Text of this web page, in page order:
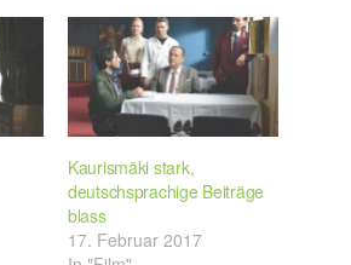
Kaurismäki stark,
deutschsprachige Beiträge
blass
17. Februar 2017